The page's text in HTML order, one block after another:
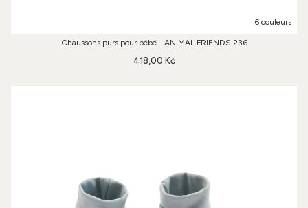
6 couleurs
Chaussons purs pour bébé - ANIMAL FRIENDS 236
418,00 Kč